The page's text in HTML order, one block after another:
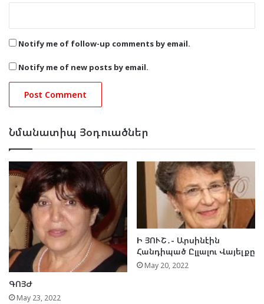
Notify me of follow-up comments by email.
Notify me of new posts by email.
Նմանատիպ Յօդուածներ
ԳՈՅԺ
May 23, 2022
Ի ՅՈՒՇ․- Արսինէին
Հանդիպած Ըլլալու Վայելքը
May 20, 2022